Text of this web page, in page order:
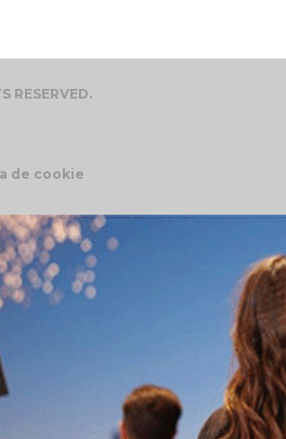
RESERVED.
de cookie